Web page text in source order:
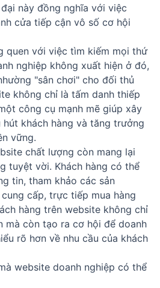
này đồng nghĩa với việc
cửa tiếp cận vô số cơ hội
quen với việc tìm kiếm mọi thứ
nghiệp không xuất hiện ở đó,
"sân chơi" cho đối thủ
không chỉ là tấm danh thiếp
công cụ mạnh mẽ giúp xây
khách hàng và tăng trưởng
vững.
chất lượng còn mang lại
tuyệt vời. Khách hàng có thể
tin, tham khảo các sản
cấp, trực tiếp mua hàng
hàng trên website không chỉ
mà còn tạo ra cơ hội để doanh
rõ hơn về nhu cầu của khách
website doanh nghiệp có thể